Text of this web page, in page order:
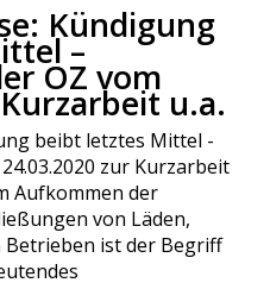
Kündigung
–
OZ vom
u.a.
beibt letztes Mittel -
zur Kurzarbeit
Aufkommen der
von Läden,
Betrieben ist der Begriff